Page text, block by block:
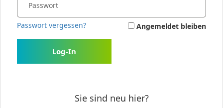
Passwort vergessen? Angemeldet bleiben
Log-In
Sie sind neu hier?